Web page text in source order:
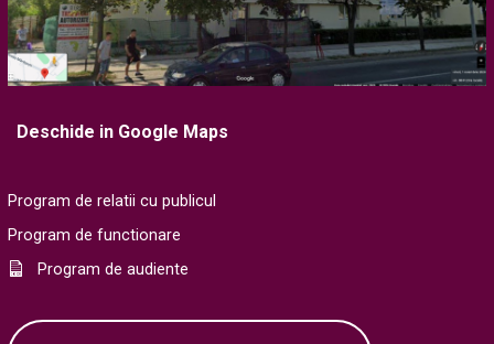
Deschide in Google Maps
Program de relatii cu publicul
Program de functionare
Program de audiente